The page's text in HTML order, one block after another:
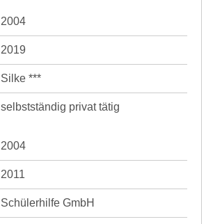
2004
2019
Silke ***
selbstständig privat tätig
2004
2011
Schülerhilfe GmbH